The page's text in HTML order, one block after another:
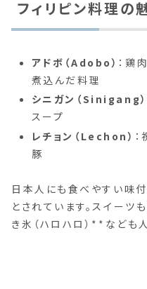
フィリピン料理の
アドボ（Adobo） ：鶏
煮込んだ料理
シニガン（Sinigang）
スープ
レチョン（Lechon）
豚
日本人にも食べやすい味付
とされています。スイーツ
き氷（ハロハロ）**なども